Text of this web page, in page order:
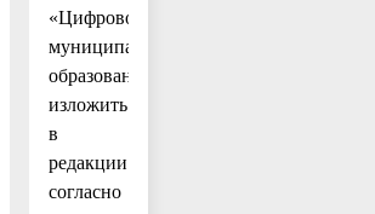
«Цифровое
муниципальное
образование»
изложить
в
редакции
согласно